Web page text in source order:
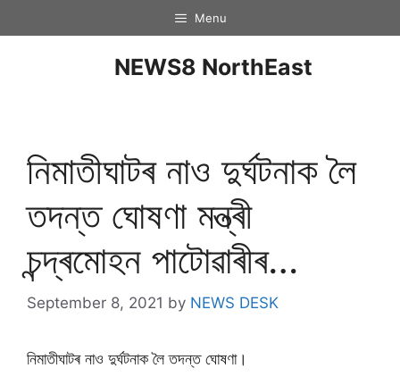
Menu
NEWS8 NorthEast
নিমাতীঘাটৰ নাও দুৰ্ঘটনাক লৈ
তদন্ত ঘোষণা মন্ত্ৰী
চন্দ্ৰমোহন পাটোৱাৰীৰ…
September 8, 2021 by NEWS DESK
নিমাতীঘাটৰ নাও দুৰ্ঘটনাক লৈ তদন্ত ঘোষণা।